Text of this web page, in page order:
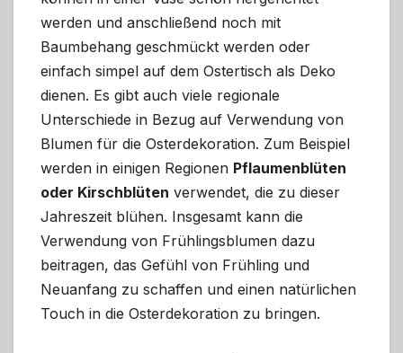
werden und anschließend noch mit
Baumbehang geschmückt werden oder
einfach simpel auf dem Ostertisch als Deko
dienen. Es gibt auch viele regionale
Unterschiede in Bezug auf Verwendung von
Blumen für die Osterdekoration. Zum Beispiel
werden in einigen Regionen Pflaumenblüten
oder Kirschblüten verwendet, die zu dieser
Jahreszeit blühen. Insgesamt kann die
Verwendung von Frühlingsblumen dazu
beitragen, das Gefühl von Frühling und
Neuanfang zu schaffen und einen natürlichen
Touch in die Osterdekoration zu bringen.